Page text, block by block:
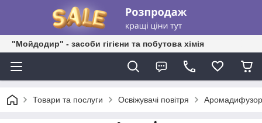
"Мойдодир" - засоби гігієни та побутова хімія
Товари та послуги Освіжувачі повітря